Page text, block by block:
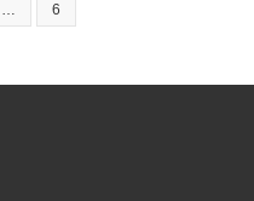
… 6